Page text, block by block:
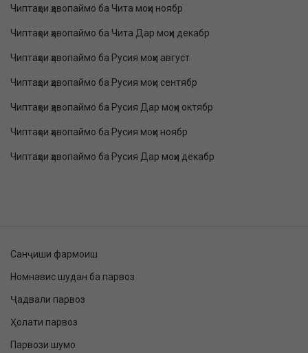
Чиптаҳои ҳавопаймо ба Чита моҳи ноябр
Чиптаҳои ҳавопаймо ба Чита Дар моҳи декабр
Чиптаҳои ҳавопаймо ба Русия моҳи август
Чиптаҳои ҳавопаймо ба Русия моҳи сентябр
Чиптаҳои ҳавопаймо ба Русия Дар моҳи октябр
Чиптаҳои ҳавопаймо ба Русия моҳи ноябр
Чиптаҳои ҳавопаймо ба Русия Дар моҳи декабр
Санҷиши фармоиш
Номнавис шудан ба парвоз
Ҷадвали парвоз
Ҳолати парвоз
Парвози шумо